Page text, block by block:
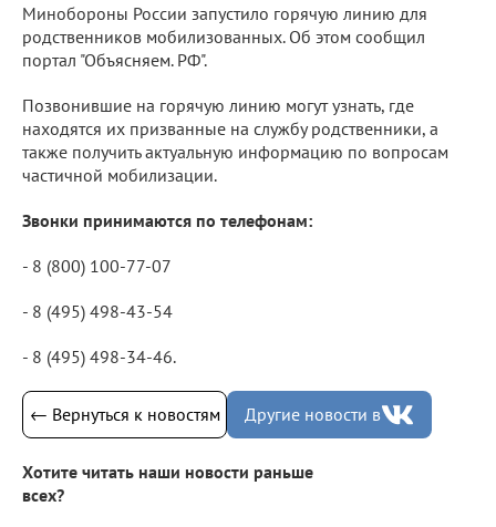
Минобороны России запустило горячую линию для
родственников мобилизованных. Об этом сообщил
портал "Объясняем. РФ".
Позвонившие на горячую линию могут узнать, где
находятся их призванные на службу родственники, а
также получить актуальную информацию по вопросам
частичной мобилизации.
Звонки принимаются по телефонам:
- 8 (800) 100-77-07
- 8 (495) 498-43-54
- 8 (495) 498-34-46.
← Вернуться к новостям Другие новости в
Хотите читать наши новости раньше
всех?